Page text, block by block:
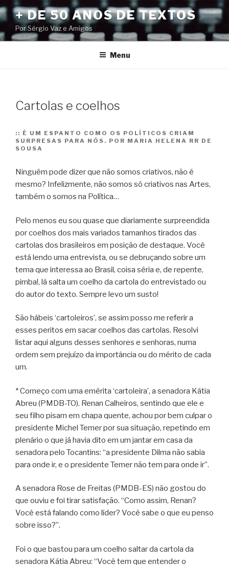
Pular
para
o
conteúdo
+ DE 50 ANOS DE TEXTOS
Por Sérgio Vaz e Amigos
Menu
Cartolas e coelhos
:: É UM ESPANTO COMO OS POLÍTICOS CRIAM
SURPRESAS PARA NÓS. POR MARIA HELENA RR DE
SOUSA
Ninguém pode dizer que não somos criativos, não é
mesmo? Infelizmente, não somos só criativos nas Artes,
também o somos na Política…
Pelo menos eu sou quase que diariamente surpreendida
por coelhos dos mais variados tamanhos tirados das
cartolas dos brasileiros em posição de destaque. Você
está lendo uma entrevista, ou se debruçando sobre um
tema que interessa ao Brasil, coisa séria e, de repente,
pimba!, lá salta um coelho da cartola do entrevistado ou
do autor do texto. Sempre levo um susto!
São hábeis ‘cartoleiros’, se assim posso me referir a
esses peritos em sacar coelhos das cartolas. Resolvi
listar aqui alguns desses senhores e senhoras, numa
ordem sem prejuízo da importância ou do mérito de cada
um.
* Começo com uma emérita ‘cartoleira’, a senadora Kátia
Abreu (PMDB-TO). Renan Calheiros, sentindo que ele e
seu filho pisam em chapa quente, achou por bem culpar o
presidente Michel Temer por sua situação, repetindo em
plenário o que já havia dito em um jantar em casa da
senadora pelo Tocantins: “a presidente Dilma não sabia
para onde ir, e o presidente Temer não tem para onde ir”.
A senadora Rose de Freitas (PMDB-ES) não gostou do
que ouviu e foi tirar satisfação. “Como assim, Renan?
Você está falando como líder? Você sabe o que eu penso
sobre isso?”.
Foi o que bastou para um coelho saltar da cartola da
senadora Kátia Abreu: “Você tem que entender o